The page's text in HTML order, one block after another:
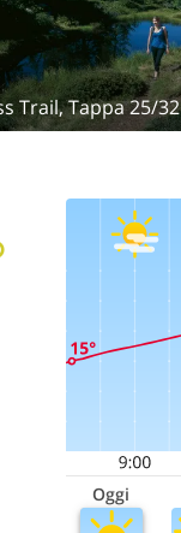
Trail, Tappa 25/32
Oggi